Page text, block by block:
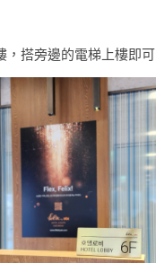
，搭旁邊的電梯上樓即可